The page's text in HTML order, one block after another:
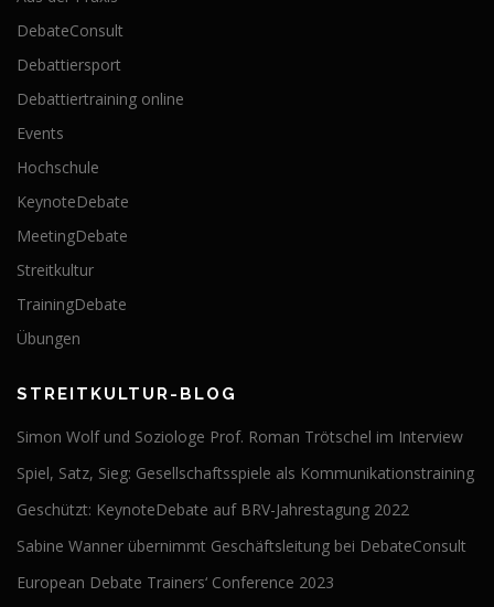
DebateConsult
Debattiersport
Debattiertraining online
Events
Hochschule
KeynoteDebate
MeetingDebate
Streitkultur
TrainingDebate
Übungen
STREITKULTUR-BLOG
Simon Wolf und Soziologe Prof. Roman Trötschel im Interview
Spiel, Satz, Sieg: Gesellschaftsspiele als Kommunikationstraining
Geschützt: KeynoteDebate auf BRV-Jahrestagung 2022
Sabine Wanner übernimmt Geschäftsleitung bei DebateConsult
European Debate Trainers‘ Conference 2023